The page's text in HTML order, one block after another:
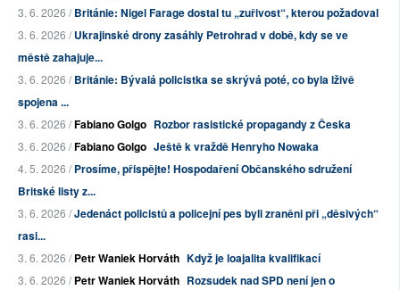
3. 6. 2026 /Británie: Nigel Farage dostal tu „zuřivost“, kterou požadoval
3. 6. 2026 /Ukrajinské drony zasáhly Petrohrad v době, kdy se ve
městě zahajuje...
3. 6. 2026 /Británie: Bývalá policistka se skrývá poté, co byla lživě
spojena ...
3. 6. 2026 /Fabiano Golgo Rozbor rasistické propagandy z Česka
3. 6. 2026 /Fabiano Golgo Ještě k vraždě Henryho Nowaka
4. 5. 2026 /Prosíme, přispějte! Hospodaření Občanského sdružení
Britské listy z...
3. 6. 2026 /Jedenáct policistů a policejní pes byli zraněni při „děsivých“
rasi...
3. 6. 2026 /Petr Waniek Horváth Když je loajalita kvalifikací
3. 6. 2026 /Petr Waniek Horváth Rozsudek nad SPD není jen o